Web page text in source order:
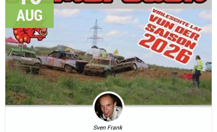
AUG
Sven Frank